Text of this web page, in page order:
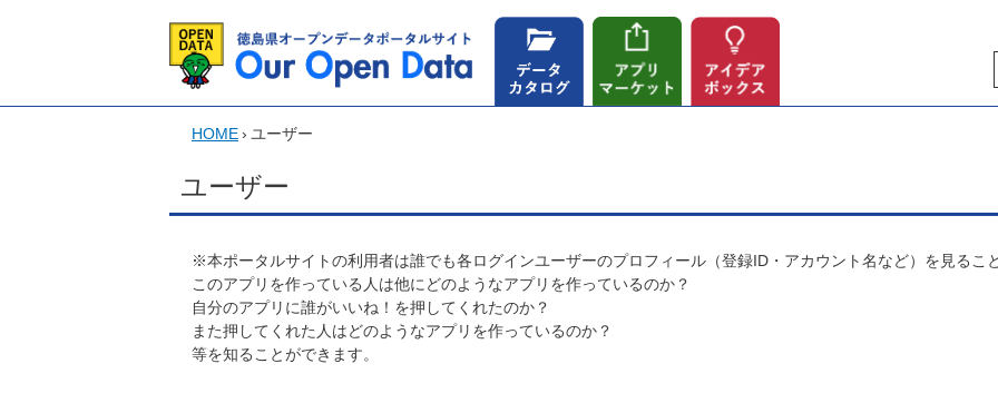
HOME› ユーザー
ユーザー
※本ポータルサイトの利用者は誰でも各ログインユーザーのプロフィール（登録ID・アカウント名など）を見るこ
このアプリを作っている人は他にどのようなアプリを作っているのか？
自分のアプリに誰がいいね！を押してくれたのか？
また押してくれた人はどのようなアプリを作っているのか？
等を知ることができます。